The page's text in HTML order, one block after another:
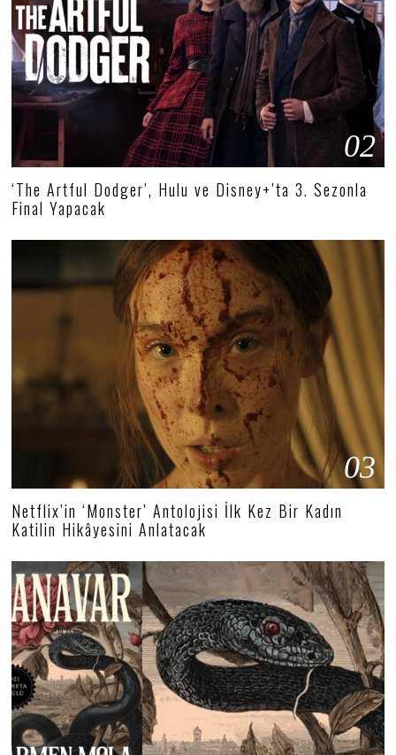
02
‘The Artful Dodger’, Hulu ve Disney+’ta 3. Sezonla
Final Yapacak
03
Netflix’in ‘Monster’ Antolojisi İlk Kez Bir Kadın
Katilin Hikâyesini Anlatacak